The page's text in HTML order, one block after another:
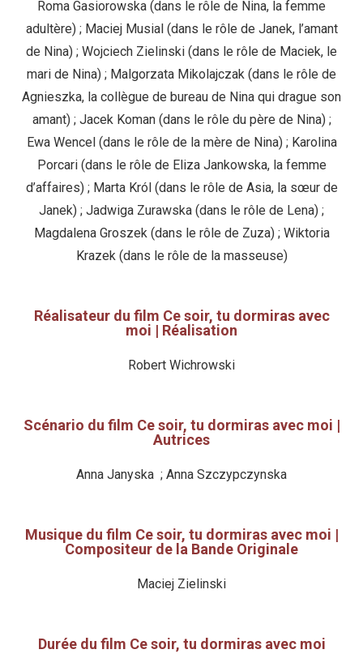
Roma Gasiorowska (dans le rôle de Nina, la femme
adultère) ; Maciej Musial (dans le rôle de Janek, l’amant
de Nina) ; Wojciech Zielinski (dans le rôle de Maciek, le
mari de Nina) ; Malgorzata Mikolajczak (dans le rôle de
Agnieszka, la collègue de bureau de Nina qui drague son
amant) ; Jacek Koman (dans le rôle du père de Nina) ;
Ewa Wencel (dans le rôle de la mère de Nina) ; Karolina
Porcari (dans le rôle de Eliza Jankowska, la femme
d’affaires) ; Marta Król (dans le rôle de Asia, la sœur de
Janek) ; Jadwiga Zurawska (dans le rôle de Lena) ;
Magdalena Groszek (dans le rôle de Zuza) ; Wiktoria
Krazek (dans le rôle de la masseuse)
Réalisateur du film Ce soir, tu dormiras avec
moi | Réalisation
Robert Wichrowski
Scénario du film Ce soir, tu dormiras avec moi |
Autrices
Anna Janyska ; Anna Szczypczynska
Musique du film Ce soir, tu dormiras avec moi |
Compositeur de la Bande Originale
Maciej Zielinski
Durée du film Ce soir, tu dormiras avec moi